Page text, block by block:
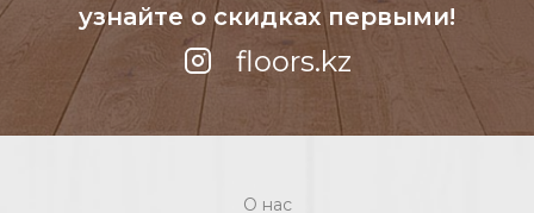
узнайте о скидках первыми!
floors.kz
О нас